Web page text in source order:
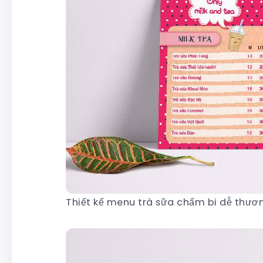
Thiết kế menu trà sữa chấm bi dễ